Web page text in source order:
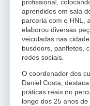
profissional,
aprendidos em sala
parceria com o HNL,
elaborou diversas
veiculadas nas
busdoors, panfletos,
redes sociais.
O coordenador dos
Daniel Costa,
práticas reais no
longo dos 25 anos